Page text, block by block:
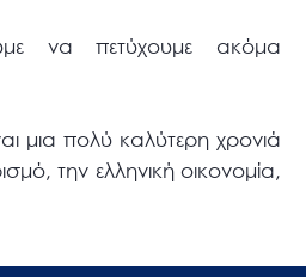
να πετύχουμε ακόμα
μια πολύ καλύτερη χρονιά
την ελληνική οικονομία,